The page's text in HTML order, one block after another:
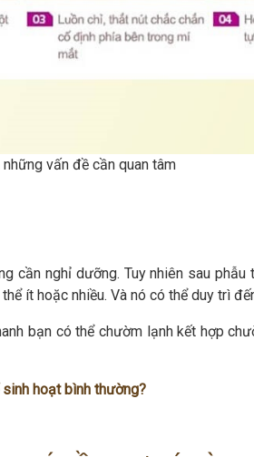
vấn đề cần quan tâm
cần nghỉ dưỡng. Tuy nhiên sau phẫu
ít hoặc nhiều. Và nó có thể duy trì
bạn có thể chườm lạnh kết hợp
hoạt bình thường?